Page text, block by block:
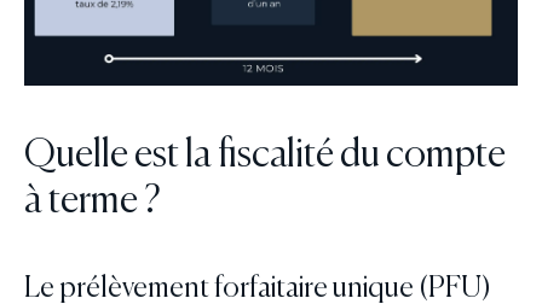
Quelle est la fiscalité du compte
à terme ?
Le prélèvement forfaitaire unique (PFU)